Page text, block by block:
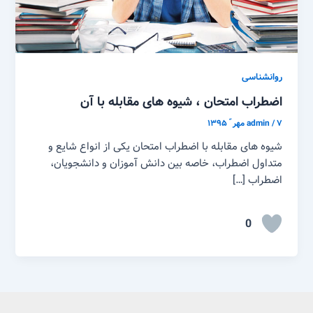
روانشناسی
اضطراب امتحان ، شیوه های مقابله با آن
admin/۷ مهر ّ ۱۳۹۵
شیوه های مقابله با اضطراب امتحان یکی از انواع شایع و
متداول اضطراب، خاصه بین دانش آموزان و دانشجویان،
اضطراب […]
0